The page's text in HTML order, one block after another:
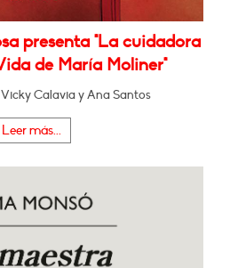
presenta "La cuidadora
de María Moliner"
Calavia y Ana Santos
Leer más...